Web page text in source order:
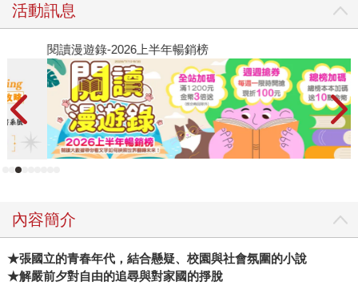
活動訊息
閱讀漫遊錄-2026上半年暢銷榜
內容簡介
★張國立的青春年代，結合懸疑、校園與社會氛圍的小說
★解嚴前夕對自由的追尋與對家國的掙脫